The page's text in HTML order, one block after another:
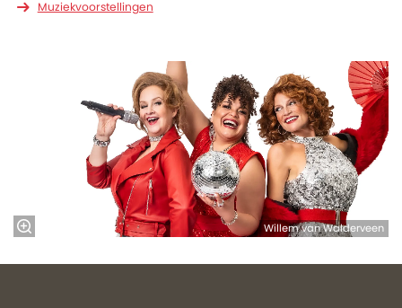
Muziekvoorstellingen
Willem van Walderveen